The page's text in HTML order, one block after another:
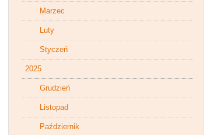
Marzec
Luty
Styczeń
2025
Grudzień
Listopad
Październik